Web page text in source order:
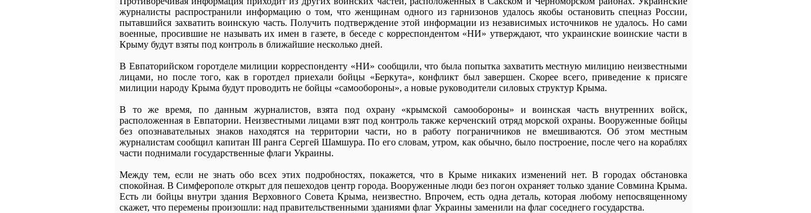
журналисты распространили информацию о том, что женщинам одного из гарнизонов удалось якобы остановить спецназ России,
пытавшийся захватить воинскую часть. Получить подтверждение этой информации из независимых источников не удалось. Но сами
военные, просившие не называть их имен в газете, в беседе с корреспондентом «НИ» утверждают, что украинские воинские части в
Крыму будут взяты под контроль в ближайшие несколько дней.
В Евпаторийском горотделе милиции корреспонденту «НИ» сообщили, что была попытка захватить местную милицию неизвестными
лицами, но после того, как в горотдел приехали бойцы «Беркута», конфликт был завершен. Скорее всего, приведение к присяге
милиции народу Крыма будут проводить не бойцы «самообороны», а новые руководители силовых структур Крыма.
В то же время, по данным журналистов, взята под охрану «крымской самообороны» и воинская часть внутренних войск,
расположенная в Евпатории. Неизвестными лицами взят под контроль также керченский отряд морской охраны. Вооруженные бойцы
без опознавательных знаков находятся на территории части, но в работу пограничников не вмешиваются. Об этом местным
журналистам сообщил капитан III ранга Сергей Шамшура. По его словам, утром, как обычно, было построение, после чего на кораблях
части поднимали государственные флаги Украины.
Между тем, если не знать обо всех этих подробностях, покажется, что в Крыме никаких изменений нет. В городах обстановка
спокойная. В Симферополе открыт для пешеходов центр города. Вооруженные люди без погон охраняет только здание Совмина Крыма.
Есть ли бойцы внутри здания Верховного Совета Крыма, неизвестно. Впрочем, есть одна деталь, которая любому непосвященному
скажет, что перемены произошли: над правительственными зданиями флаг Украины заменили на флаг соседнего государства.